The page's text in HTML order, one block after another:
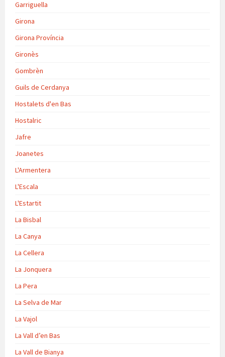
Garriguella
Girona
Girona Província
Gironès
Gombrèn
Guils de Cerdanya
Hostalets d'en Bas
Hostalric
Jafre
Joanetes
L'Armentera
L'Escala
L'Estartit
La Bisbal
La Canya
La Cellera
La Jonquera
La Pera
La Selva de Mar
La Vajol
La Vall d’en Bas
La Vall de Bianya